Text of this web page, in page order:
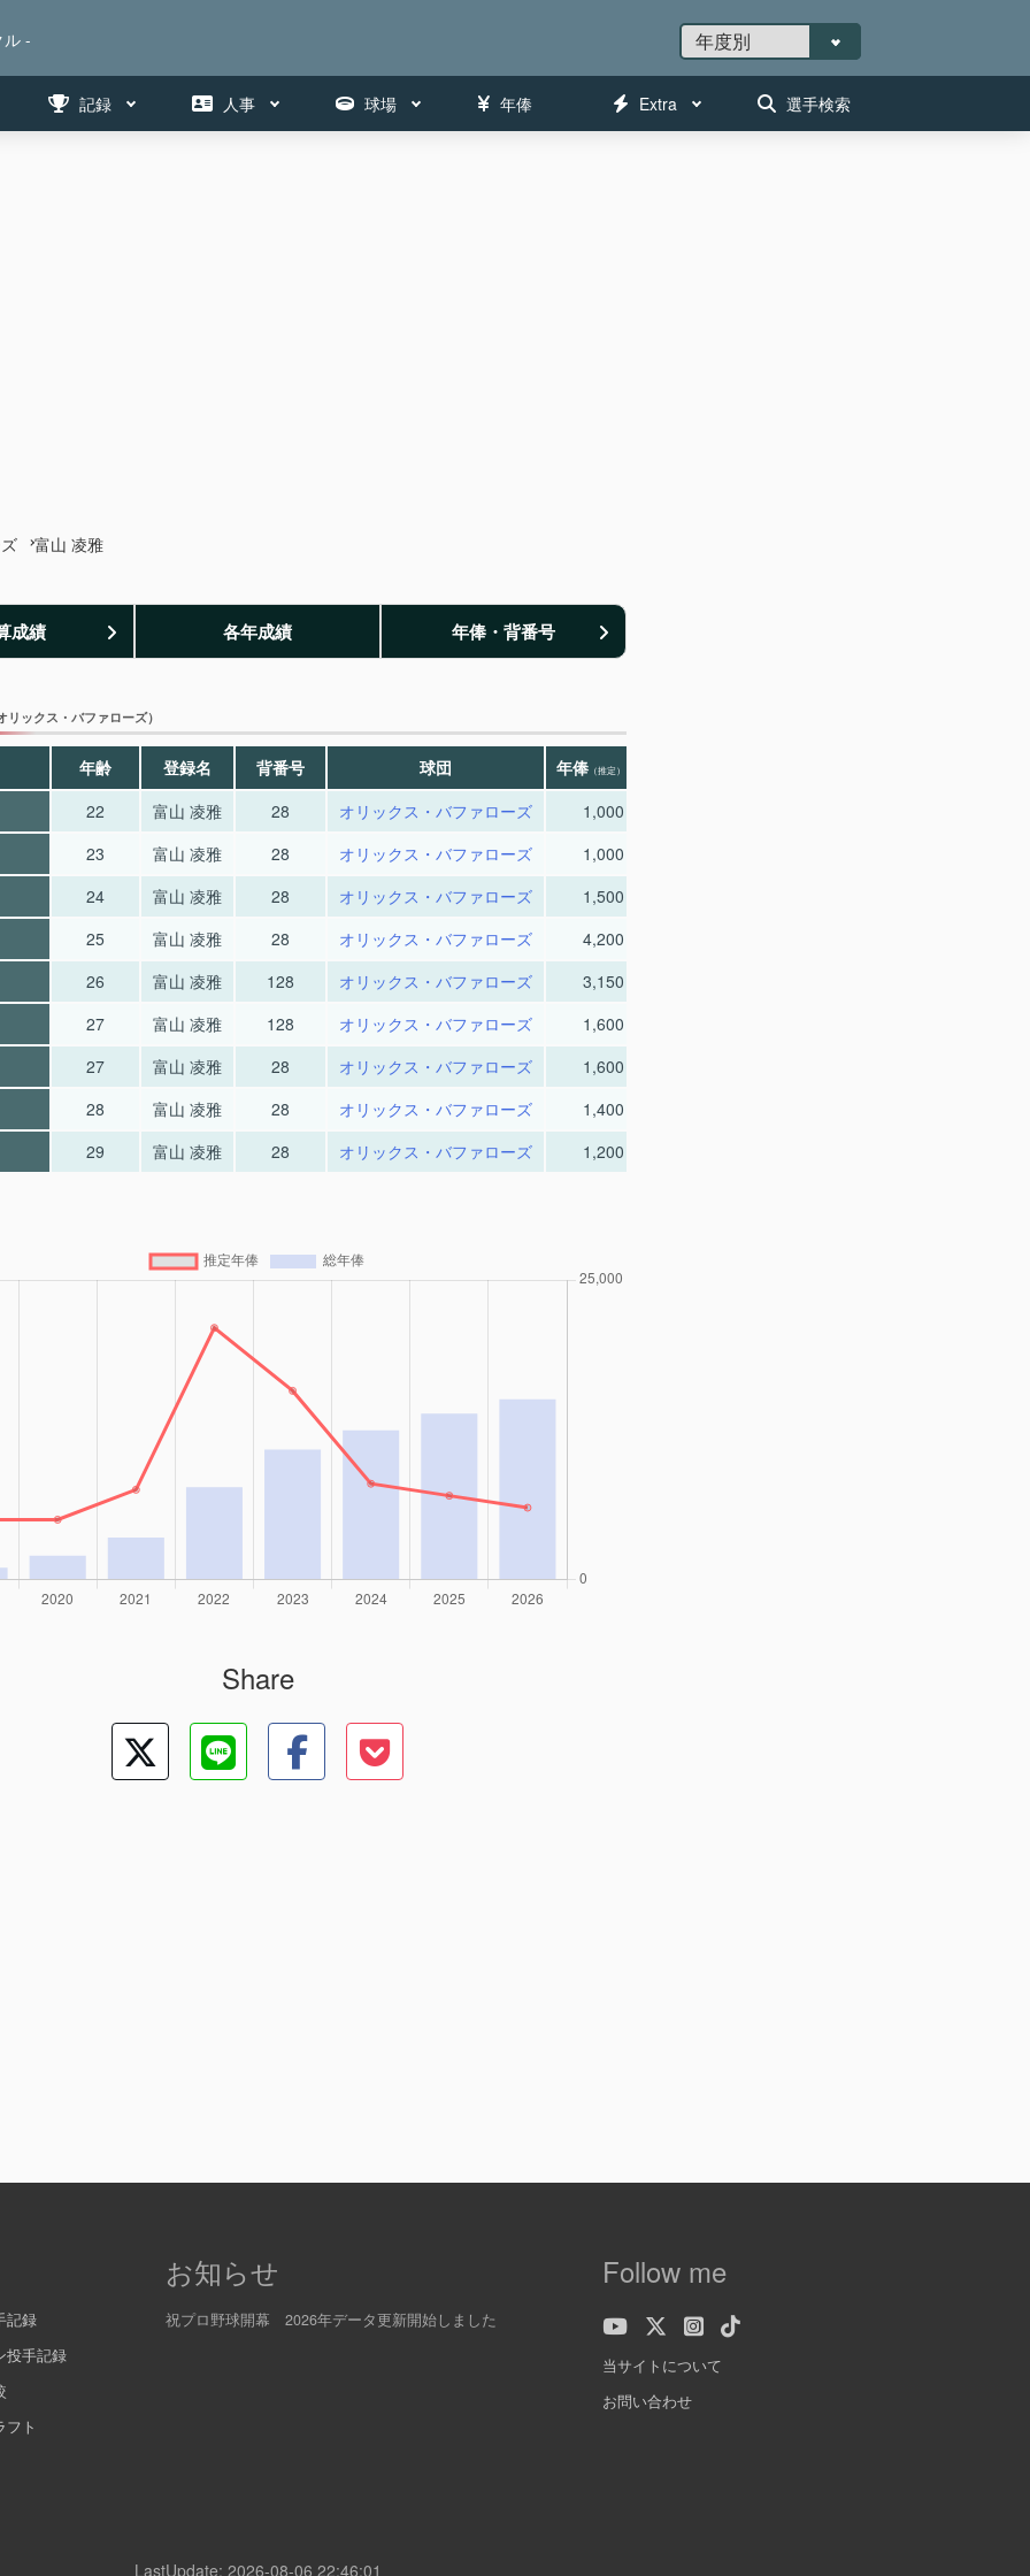
-
記録 人事 球場 年俸 Extra 選手検索
富山 凌雅
成績 各年成績 年俸・背番号
リックス・バファローズ）
年齢 登録名 背番号 球団 年俸 （推定）
22 富山 凌雅 28 オリックス・バファローズ
1,000
23 富山 凌雅 28 オリックス・バファローズ
1,000
24 富山 凌雅 28 オリックス・バファローズ
1,500
25 富山 凌雅 28 オリックス・バファローズ
4,200
26 富山 凌雅 128 オリックス・バファローズ
3,150
27 富山 凌雅 128 オリックス・バファローズ
1,600
27 富山 凌雅 28 オリックス・バファローズ
1,600
28 富山 凌雅 28 オリックス・バファローズ
1,400
29 富山 凌雅 28 オリックス・バファローズ 1,200
Share
記録
投手記録
フト
お知らせ
祝プロ野球開幕 2026年データ更新開始しました
Follow me
当サイトについて
お問い合わせ
LastUpdate: 2026-08-06 22:46:01